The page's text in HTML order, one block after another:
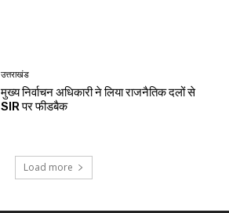
उत्तराखंड
मुख्य निर्वाचन अधिकारी ने लिया राजनैतिक दलों से
SIR पर फीडबैक
Load more